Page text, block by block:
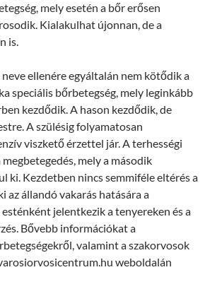
mely esetén a bőr erősen
Kialakulhat újonnan, de a
is.
ellenére egyáltalán nem kötődik a
speciális bőrbetegség, mely leginkább
kezdődik. A hason kezdődik, de
A szülésig folyamatosan
viszkető érzettel jár. A terhességi
mely a második
ki. Kezdetben nincs semmiféle eltérés a
az állandó vakarás hatására a
esténként jelentkezik a tenyereken és a
Bővebb információkat a
valamint a szakorvosok
weboldalán